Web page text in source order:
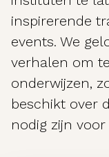
inspirerende
events. We
verhalen om
onderwijzen,
beschikt over
nodig zijn voor